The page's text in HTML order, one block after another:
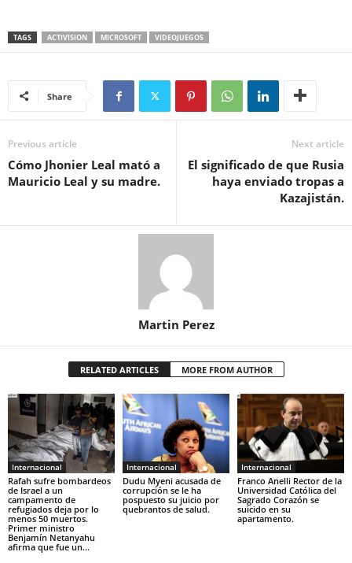
TAGS ACTIVISION MICROSOFT VIDEOJUEGOS
Share
Previous article
Cómo Jhonier Leal mató a
Mauricio Leal y su madre.
Next article
El significado de que Rusia
haya enviado tropas a
Kazajistán.
Martin Perez
RELATED ARTICLES MORE FROM AUTHOR
Internacional
Rafah sufre bombardeos
de Israel a un
campamento de
refugiados deja por lo
menos 50 muertos.
Primer ministro
Benjamín Netanyahu
afirma que fue un...
Internacional
Dudu Myeni acusada de
corrupción se le ha
pospuesto su juicio por
quebrantos de salud.
Internacional
Franco Anelli Rector de la
Universidad Católica del
Sagrado Corazón se
suicido en su
apartamento.